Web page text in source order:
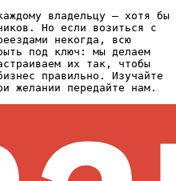
владельцу — хотя бы
Но если возиться с
некогда, всю
под ключ: мы делаем
их так, чтобы
правильно. Изучайте
желании передайте нам.